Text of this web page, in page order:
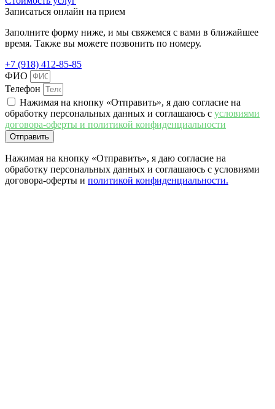
Записаться онлайн на прием
Заполните форму ниже, и мы свяжемся с вами в ближайшее
время. Также вы можете позвонить по номеру.
+7 (918) 412-85-85
ФИО
Телефон
Нажимая на кнопку «Отправить», я даю согласие на
обработку персональных данных и соглашаюсь c условиями
договора-оферты и политикой конфиденциальности
Отправить
Нажимая на кнопку «Отправить», я даю согласие на
обработку персональных данных и соглашаюсь c условиями
договора-оферты и политикой конфиденциальности.